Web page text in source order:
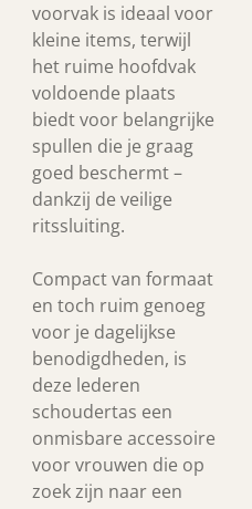
voorvak is ideaal voor
kleine items, terwijl
het ruime hoofdvak
voldoende plaats
biedt voor belangrijke
spullen die je graag
goed beschermt –
dankzij de veilige
ritssluiting.
Compact van formaat
en toch ruim genoeg
voor je dagelijkse
benodigdheden, is
deze lederen
schoudertas een
onmisbare accessoire
voor vrouwen die op
zoek zijn naar een